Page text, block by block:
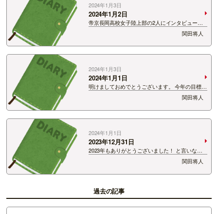
2024年1月3日
2024年1月2日
帝京長岡高校女子陸上部の2人にインタビュー。
若い力に自分の下がっている気持ちを引き上げて
もらいました。 まだまだ時間はかかるけど、し
っかり前を向いていきます。 いきましょう。
…
関田将人
2024年1月3日
2024年1月1日
明けましておめでとうございます。 今年の目標
は…なんて書くつもりでしたが、 今回の地震で
なかなかブログを書けずにいました。 今も大変な
思いをされている方がたくさんいると思います。
そんな人たちが僕の声で少し…
関田将人
2024年1月1日
2023年12月31日
2023年もありがとうございました！ と言いなが
ら今2024年の朝にブログを書いちゃってます。
大晦日は実家に帰り、兄弟家族が集まって甥っ子
と漫才をしてみたり、 美味しいご飯を食べ、お酒
関田将人
過去の記事